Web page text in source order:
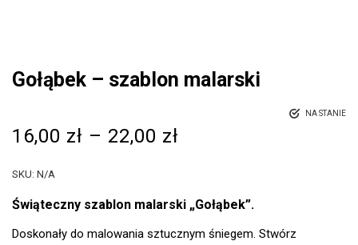
Gołąbek – szablon malarski
NA STANIE
16,00 zł – 22,00 zł
SKU: N/A
Świąteczny szablon malarski „Gołąbek”.
Doskonały do malowania sztucznym śniegem. Stwórz